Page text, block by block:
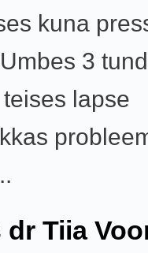
kuna
3
lapse
dr Tiia